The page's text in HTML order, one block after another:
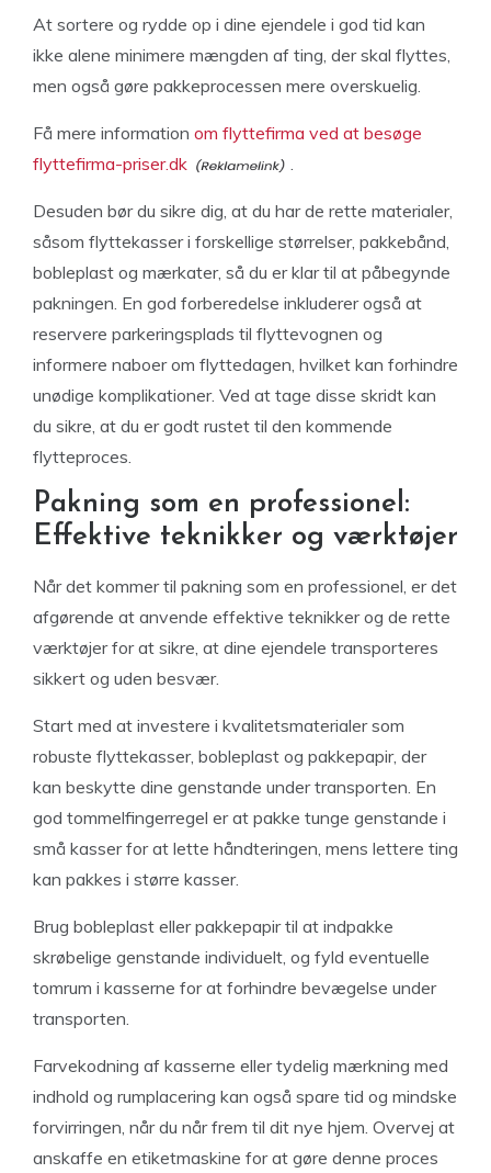
At sortere og rydde op i dine ejendele i god tid kan
ikke alene minimere mængden af ting, der skal flyttes,
men også gøre pakkeprocessen mere overskuelig.
Få mere information om flyttefirma ved at besøge
flyttefirma-priser.dk
Desuden bør du sikre dig, at du har de rette materialer,
såsom flyttekasser i forskellige størrelser, pakkebånd,
bobleplast og mærkater, så du er klar til at påbegynde
pakningen. En god forberedelse inkluderer også at
reservere parkeringsplads til flyttevognen og
informere naboer om flyttedagen, hvilket kan forhindre
unødige komplikationer. Ved at tage disse skridt kan
du sikre, at du er godt rustet til den kommende
flytteproces.
Pakning som en professionel:
Effektive teknikker og værktøjer
Når det kommer til pakning som en professionel, er det
afgørende at anvende effektive teknikker og de rette
værktøjer for at sikre, at dine ejendele transporteres
sikkert og uden besvær.
Start med at investere i kvalitetsmaterialer som
robuste flyttekasser, bobleplast og pakkepapir, der
kan beskytte dine genstande under transporten. En
god tommelfingerregel er at pakke tunge genstande i
små kasser for at lette håndteringen, mens lettere ting
kan pakkes i større kasser.
Brug bobleplast eller pakkepapir til at indpakke
skrøbelige genstande individuelt, og fyld eventuelle
tomrum i kasserne for at forhindre bevægelse under
transporten.
Farvekodning af kasserne eller tydelig mærkning med
indhold og rumplacering kan også spare tid og mindske
forvirringen, når du når frem til dit nye hjem. Overvej at
anskaffe en etiketmaskine for at gøre denne proces